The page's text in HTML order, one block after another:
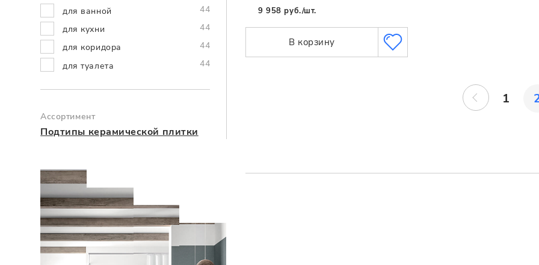
для ванной
44
для кухни
44
для коридора
44
для туалета
44
Ассортимент
Подтипы керамической плитки
9 958 руб./шт.
В корзину
1